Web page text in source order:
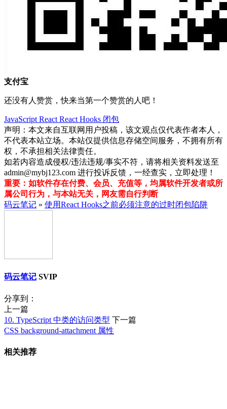
支付宝
还没有人赞赏，快来当第一个赞赏的人吧！
JavaScript React React Hooks 闭包
声明：本文来自互联网用户投稿，该文观点仅代表作者本人，
不代表本站立场。本站仅提供信息存储空间服务，不拥有所有
权，不承担相关法律责任。
如若内容造成侵权/违法违规/事实不符，请将相关资料发送至
admin@mybj123.com 进行投诉反馈，一经查实，立即处理！
重要：如软件存在付费、会员、充值等，均属软件开发者或所
属公司行为，与本站无关，网友需自行判断
码云笔记 » 使用React Hooks之前必须注意的过时闭包陷阱
码云笔记 SVIP
分享到：
上一篇
10. TypeScript 中类的访问类型 下一篇
CSS background-attachment 属性
相关推荐